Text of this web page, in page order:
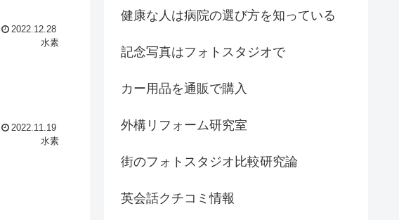
2022.12.28
水素
2022.11.19
水素
健康な人は病院の選び方を知っている
記念写真はフォトスタジオで
カー用品を通販で購入
外構リフォーム研究室
街のフォトスタジオ比較研究論
英会話クチコミ情報